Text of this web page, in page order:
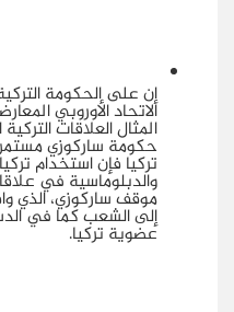
إن على الحكومة
الاتحاد الأوروبي
المثال العلاقات
حكومة ساركوزي
تركيا فإن استخدام
والدبلوماسية في
موقف ساركوزي، الذي
إلى الشعب كما في
عضوية تركيا.